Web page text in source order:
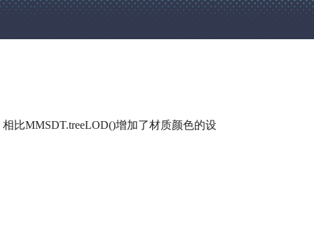
MMSDT.treeLOD()增加了材质颜色的设